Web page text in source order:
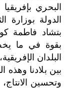
البحري
الدولة بوزارة
بتشاد فاطمة
بقوة في ما
البلدان
بين بلادنا وهذه
وتحسين